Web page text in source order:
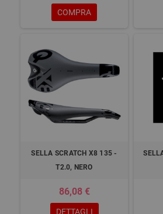
COMPRA
SELLA SCRATCH X8 135 -
T2.0, NERO
86,08 €
DETTAGLI